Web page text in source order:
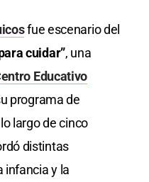
fue escenario del
cuidar”, una
Educativo
programa de
largo de cinco
distintas
infancia y la